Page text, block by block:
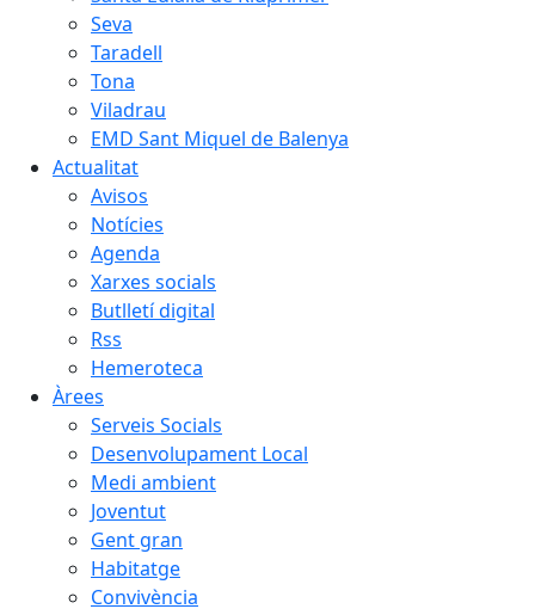
Seva
Taradell
Tona
Viladrau
EMD Sant Miquel de Balenya
Actualitat
Avisos
Notícies
Agenda
Xarxes socials
Butlletí digital
Rss
Hemeroteca
Àrees
Serveis Socials
Desenvolupament Local
Medi ambient
Joventut
Gent gran
Habitatge
Convivència